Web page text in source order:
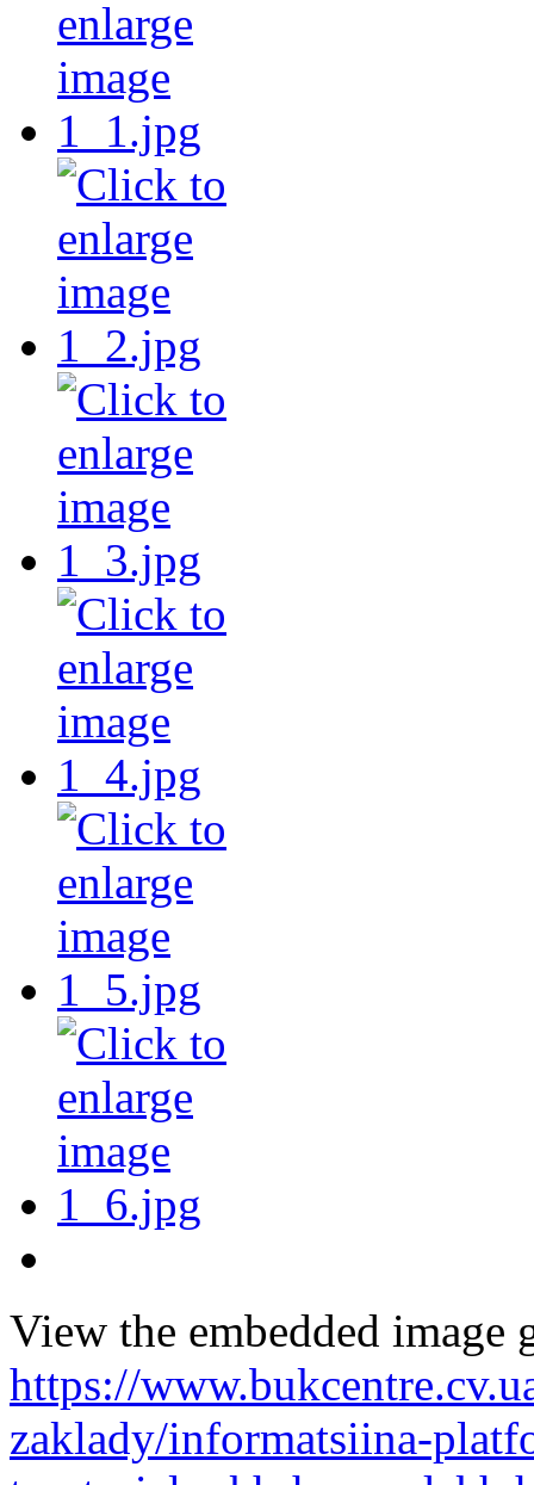
View the embedded image
https://
zaklady/informatsiina-